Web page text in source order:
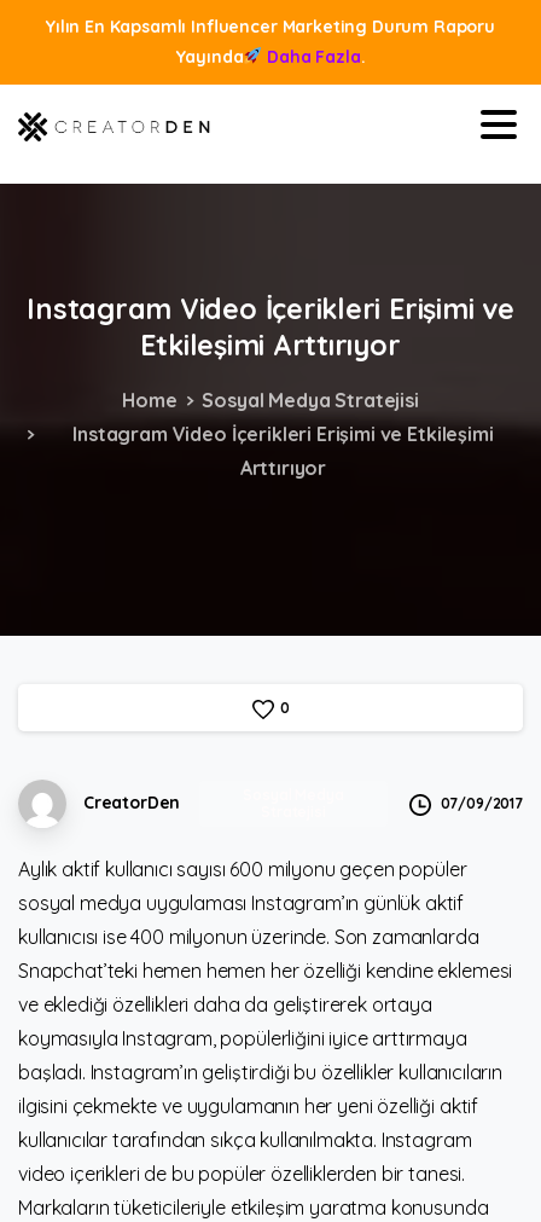
Yılın En Kapsamlı Influencer Marketing Durum Raporu
Yayında
Daha Fazla.
Instagram Video İçerikleri Erişimi ve
Etkileşimi Arttırıyor
Home
Sosyal Medya Stratejisi
Instagram Video İçerikleri Erişimi ve Etkileşimi
Arttırıyor
0
CreatorDen 07/09/2017
Aylık aktif kullanıcı sayısı 600 milyonu geçen popüler
sosyal medya uygulaması Instagram’ın günlük aktif
kullanıcısı ise 400 milyonun üzerinde. Son zamanlarda
Snapchat’teki hemen hemen her özelliği kendine eklemesi
ve eklediği özellikleri daha da geliştirerek ortaya
koymasıyla Instagram, popülerliğini iyice arttırmaya
başladı. Instagram’ın geliştirdiği bu özellikler kullanıcıların
ilgisini çekmekte ve uygulamanın her yeni özelliği aktif
kullanıcılar tarafından sıkça kullanılmakta. Instagram
video içerikleri de bu popüler özelliklerden bir tanesi.
Markaların tüketicileriyle etkileşim yaratma konusunda